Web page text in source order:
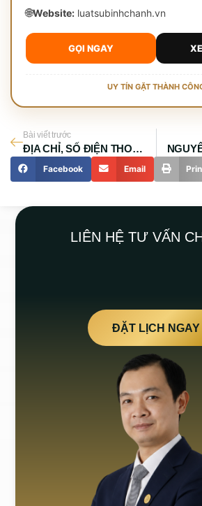
🌐Website:luatsubinhchanh.vn
GỌI NGAY
UY TÍN GẶT THÀNH
Bài viết trước
ĐỊA CHỈ, SỐ ĐIỆN THOẠI TOÀ ÁN NHÂN DÂN TPHCM
Facebook Email
LIÊN HỆ TƯ VẤN
ĐẶT LỊCH NGAY